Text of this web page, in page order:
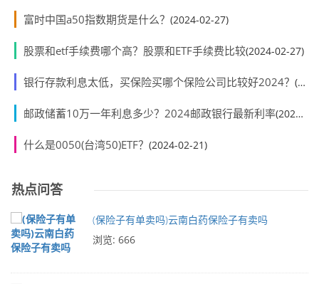
富时中国a50指数期货是什么？ (2024-02-27)
股票和etf手续费哪个高？股票和ETF手续费比较(2024-02-27)
银行存款利息太低，买保险买哪个保险公司比较好2024？ (2024-02-23)
邮政储蓄10万一年利息多少？2024邮政银行最新利率(2024-02-23)
什么是0050(台湾50)ETF？ (2024-02-21)
热点问答
(保险子有单卖吗)云南白药保险子有卖吗
浏览: 666